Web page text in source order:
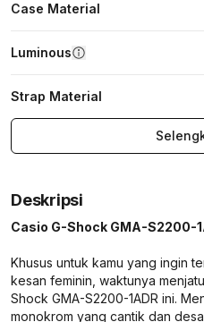
Case Material
Luminous
Strap Material
Deskripsi
Casio G-Shock GMA-S2200-
Khusus untuk kamu yang ingin
kesan feminin, waktunya
Shock GMA-S2200-1ADR ini.
monokrom yang cantik dan